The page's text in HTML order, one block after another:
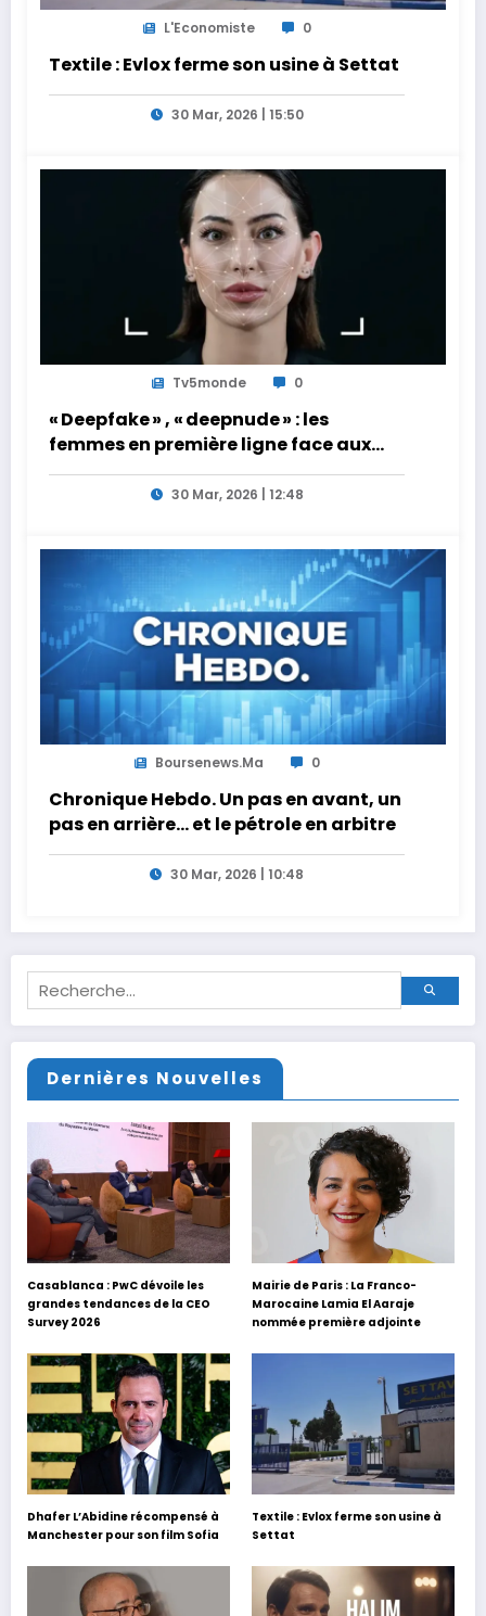
L'Economiste 0
Textile : Evlox ferme son usine à Settat
30 Mar, 2026 | 15:50
Tv5monde 0
« Deepfake » , « deepnude » : les
femmes en première ligne face aux
dangers de l’intelligence artificielle
30 Mar, 2026 | 12:48
Boursenews.ma 0
Chronique Hebdo. Un pas en avant, un
pas en arrière… et le pétrole en arbitre
30 Mar, 2026 | 10:48
Dernières Nouvelles
Casablanca : PwC dévoile les
grandes tendances de la CEO
Survey 2026
Mairie de Paris : La Franco-
Marocaine Lamia El Aaraje
nommée première adjointe
Dhafer L’Abidine récompensé à
Manchester pour son film Sofia
Textile : Evlox ferme son usine à
Settat